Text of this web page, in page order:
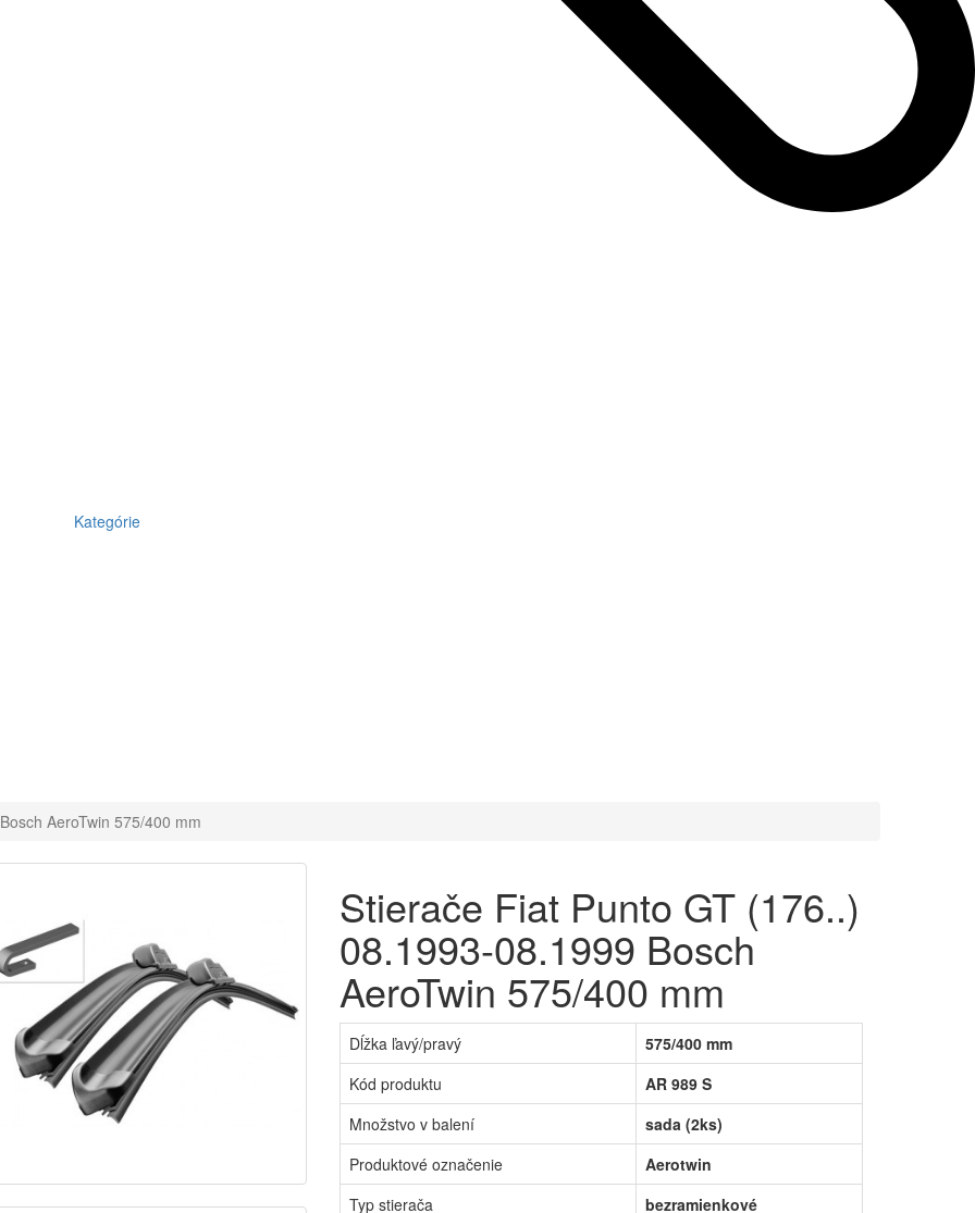
Kategórie
AeroTwin 575/400 mm
Stierače Fiat Punto GT (176..)
08.1993-08.1999 Bosch
AeroTwin 575/400 mm
Dĺžka ľavý/pravý
575/400 mm
Kód produktu
AR 989 S
Množstvo v balení
sada (2ks)
Produktové označenie
Aerotwin
Typ stierača
bezramienkové